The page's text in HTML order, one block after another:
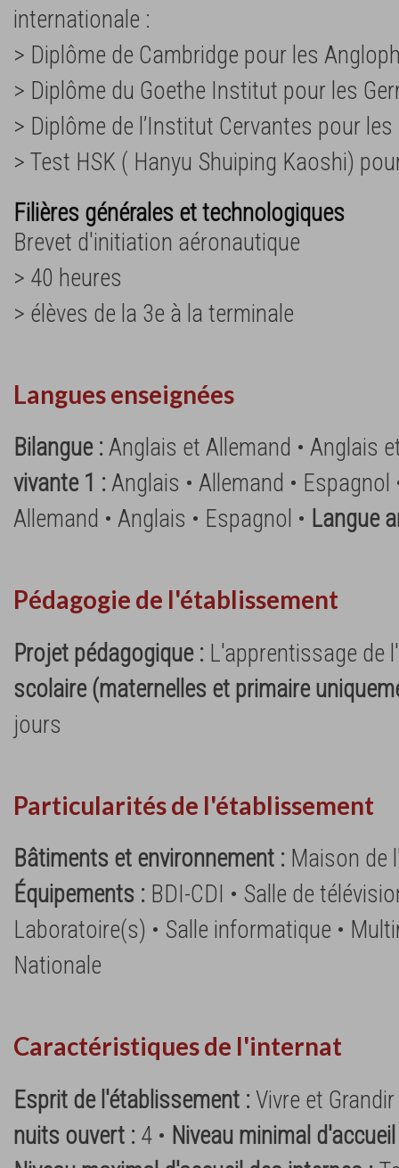
internationale :
> Diplôme de Cambridge pour les
> Diplôme du Goethe Institut pour les
> Diplôme de l’Institut Cervantes pour
> Test HSK ( Hanyu Shuiping Kaoshi)
Filières générales et technologiques
Brevet d'initiation aéronautique
> 40 heures
> élèves de la 3e à la terminale
Langues enseignées
Bilangue :Anglais et Allemand • Anglais
vivante 1 :Anglais • Allemand • Espagnol
Allemand • Anglais • Espagnol • Langue
Pédagogie de l'établissement
Projet pédagogique : L'apprentissage de
scolaire (maternelles et primaire
jours
Particularités de l'établissement
Bâtiments et environnement : Maison de
Équipements : BDI-CDI • Salle de
Laboratoire(s) • Salle informatique •
Nationale
Caractéristiques de l'internat
Esprit de l'établissement :Vivre et
nuits ouvert : 4 • Niveau minimal